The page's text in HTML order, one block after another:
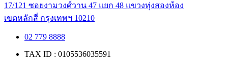
17/121 ซอยงามวงศ์วาน 47 แยก 48 แขวงทุ่งสองห้อง
เขตหลักสี่ กรุงเทพฯ 10210
02 779 8888
TAX ID : 0105536035591